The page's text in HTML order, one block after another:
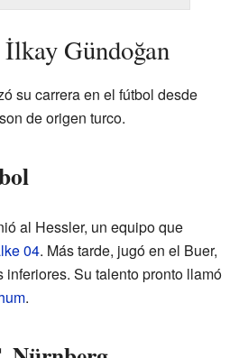
Gündoğan
su carrera en el fútbol desde
de origen turco.
al Hessler, un equipo que
04. Más tarde, jugó en el Buer,
inferiores. Su talento pronto llamó
.